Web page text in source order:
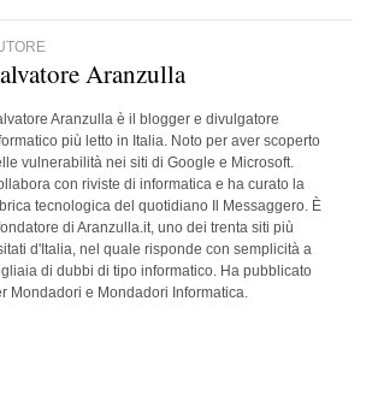
Aranzulla
Aranzulla è il blogger e divulgatore
più letto in Italia. Noto per aver scoperto
vulnerabilità nei siti di Google e Microsoft.
con riviste di informatica e ha curato la
tecnologica del quotidiano Il Messaggero. È
di Aranzulla.it, uno dei trenta siti più
d'Italia, nel quale risponde con semplicità a
di dubbi di tipo informatico. Ha pubblicato
Mondadori e Mondadori Informatica.